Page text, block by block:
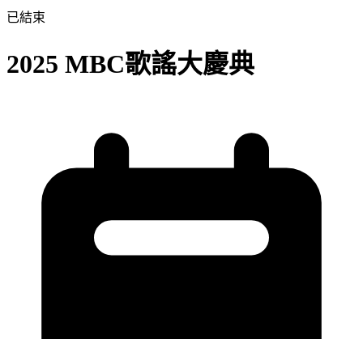
已結束
2025 MBC歌謠大慶典